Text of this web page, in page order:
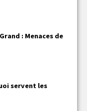
: Menaces de
servent les